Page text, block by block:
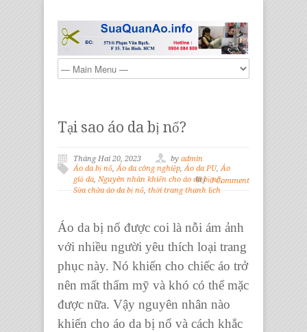
Tại sao áo da bị nổ?
Tháng Hai 20, 2023 by admin
Áo da bị nổ,Áo da công nghiệp,Áo da PU,Áo
giả da, Nguyên nhân khiến cho áo da bị nổ,
Sửa chữa áo da bị nổ, thời trang thanh lịch
0 Comment
Áo da bị nổ được coi là nỗi ám ảnh
với nhiều người yêu thích loại trang
phục này. Nó khiến cho chiếc áo trở
nên mất thẩm mỹ và khó có thể mặc
được nữa. Vậy nguyên nhân nào
khiến cho áo da bị nổ và cách khắc